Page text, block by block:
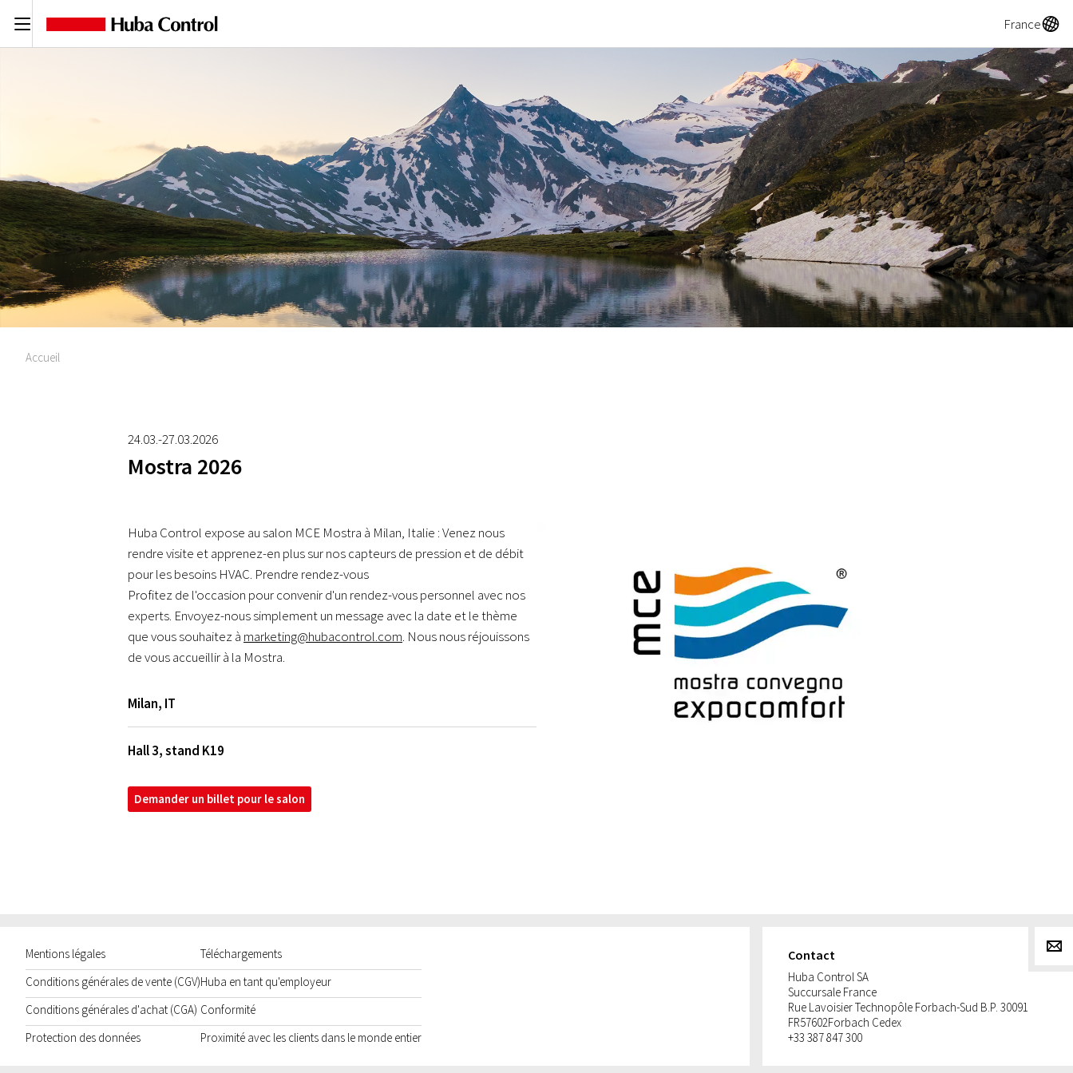
C FranceA
Accueil
24.03.-27.03.2026
Mostra 2026
Huba Control expose au salon MCE Mostra à Milan, Italie : Venez nous
rendre visite et apprenez-en plus sur nos capteurs de pression et de débit
pour les besoins HVAC. Prendre rendez-vous
Profitez de l'occasion pour convenir d'un rendez-vous personnel avec nos
experts. Envoyez-nous simplement un message avec la date et le thème
que vous souhaitez à marketing@hubacontrol.com. Nous nous réjouissons
de vous accueillir à la Mostra.
Milan, IT
Hall 3, stand K19
Demander un billet pour le salon
Mentions légales
Conditions générales de vente (CGV)
Conditions générales d'achat (CGA)
Protection des données
Téléchargements
Huba en tant qu'employeur
Conformité
Proximité avec les clients dans le monde entier
Contact
Huba Control SA
Succursale France
Rue Lavoisier Technopôle Forbach-Sud B.P. 30091
FR57602Forbach Cedex
+33 387 847 300
g